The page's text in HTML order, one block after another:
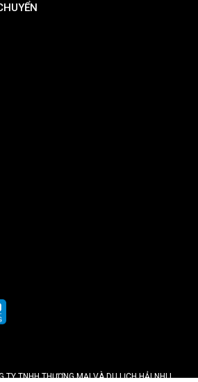
TNHH THƯƠNG MẠI VÀ DU LỊCH HẢI NHI |